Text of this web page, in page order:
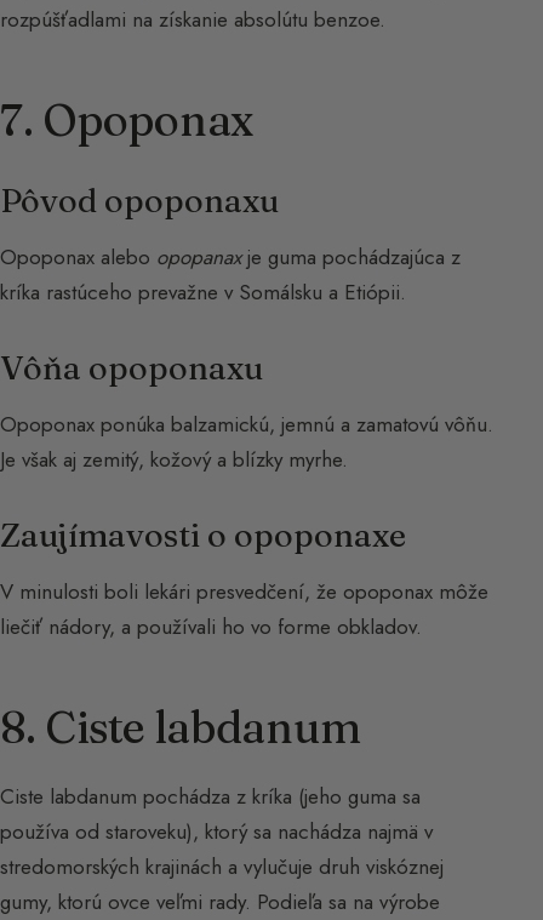
rozpúšťadlami na získanie absolútu benzoe.
7. Opoponax
Pôvod opoponaxu
Opoponax alebo opopanaxje guma pochádzajúca z
kríka rastúceho prevažne v Somálsku a Etiópii.
Vôňa opoponaxu
Opoponax ponúka balzamickú, jemnú a zamatovú vôňu.
Je však aj zemitý, kožový a blízky myrhe.
Zaujímavosti o opoponaxe
V minulosti boli lekári presvedčení, že opoponax môže
liečiť nádory, a používali ho vo forme obkladov.
8. Ciste labdanum
Ciste labdanum pochádza z kríka (jeho guma sa
používa od staroveku), ktorý sa nachádza najmä v
stredomorských krajinách a vylučuje druh viskóznej
gumy, ktorú ovce veľmi rady. Podieľa sa na výrobe